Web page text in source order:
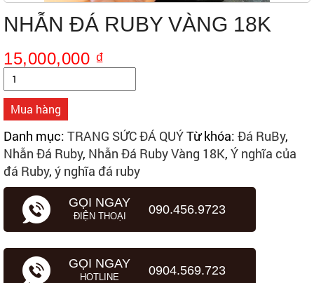
NHẪN ĐÁ RUBY VÀNG 18K
15,000,000 ₫
lượng
Mua hàng
Danh mục: TRANG SỨC ĐÁ QUÝTừ khóa: Đá RuBy,
Nhẫn Đá Ruby, Nhẫn Đá Ruby Vàng 18K, Ý nghĩa của
đá Ruby, ý nghĩa đá ruby
GỌI NGAY
ĐIỆN THOẠI 090.456.9723
GỌI NGAY
HOTLINE 0904.569.723